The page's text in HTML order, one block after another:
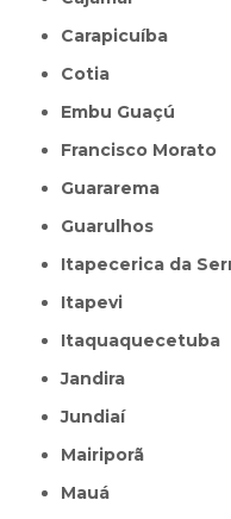
Carapicuíba
Cotia
Embu Guaçú
Francisco Morato
Guararema
Guarulhos
Itapecerica da
Itapevi
Itaquaquecetuba
Jandira
Jundiaí
Mairiporã
Mauá